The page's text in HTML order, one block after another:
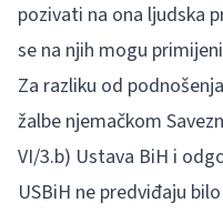
pozivati na ona ljudska
se na njih mogu
Za razliku od
žalbe njemačkom
VI/3.b) Ustava BiH i
USBiH ne predviđaju